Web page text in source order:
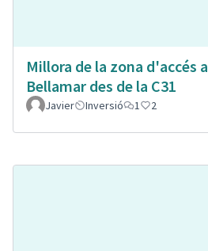
Millora de la zona d'accés a
Bellamar des de la C31
Javier Inversió 1 2